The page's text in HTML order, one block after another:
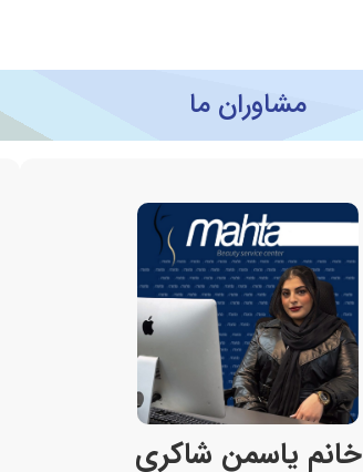
مشاوران ما
خانم یاسمن شاکری